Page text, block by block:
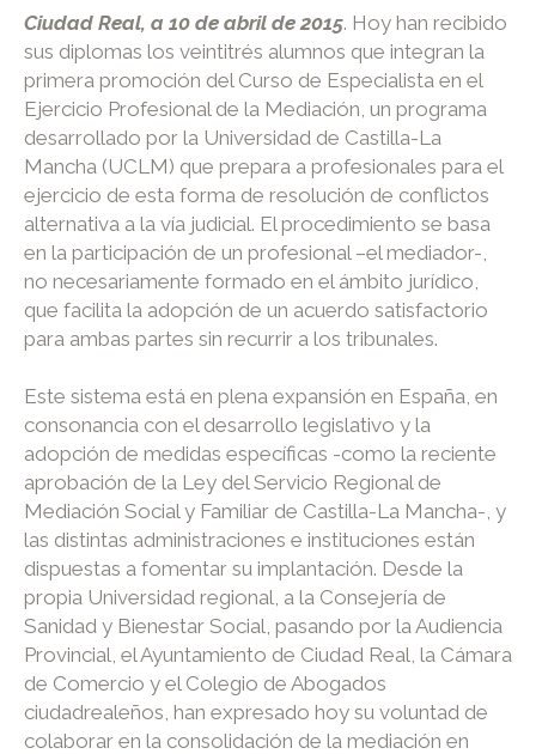
Ciudad Real, a 10 de abril de 2015. Hoy han recibido
sus diplomas los veintitrés alumnos que integran la
primera promoción del Curso de Especialista en el
Ejercicio Profesional de la Mediación, un programa
desarrollado por la Universidad de Castilla-La
Mancha (UCLM) que prepara a profesionales para el
ejercicio de esta forma de resolución de conflictos
alternativa a la vía judicial. El procedimiento se basa
en la participación de un profesional –el mediador-,
no necesariamente formado en el ámbito jurídico,
que facilita la adopción de un acuerdo satisfactorio
para ambas partes sin recurrir a los tribunales.
Este sistema está en plena expansión en España, en
consonancia con el desarrollo legislativo y la
adopción de medidas específicas -como la reciente
aprobación de la Ley del Servicio Regional de
Mediación Social y Familiar de Castilla-La Mancha-, y
las distintas administraciones e instituciones están
dispuestas a fomentar su implantación. Desde la
propia Universidad regional, a la Consejería de
Sanidad y Bienestar Social, pasando por la Audiencia
Provincial, el Ayuntamiento de Ciudad Real, la Cámara
de Comercio y el Colegio de Abogados
ciudadrealeños, han expresado hoy su voluntad de
colaborar en la consolidación de la mediación en